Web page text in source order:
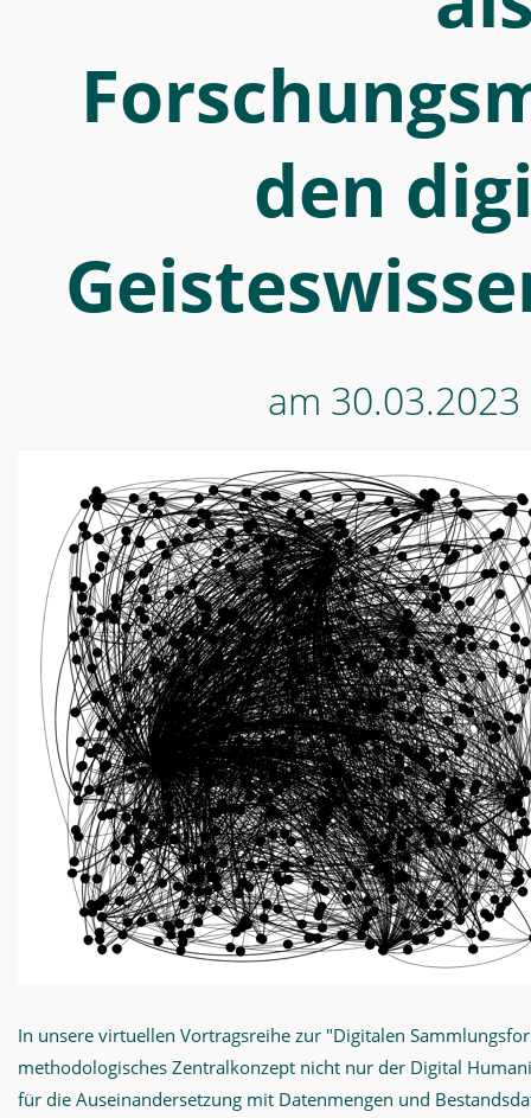
Geisteswissenschaften"
Digital
Makerspace
den
am
In unsere virtuellen Vortragsreihe zur "Digitalen
methodologisches Zentralkonzept nicht nur der Digital
für die Auseinandersetzung mit Datenmengen und